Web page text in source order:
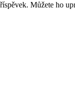
Můžete ho